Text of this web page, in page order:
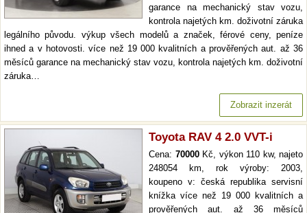
garance na mechanický stav vozu,
kontrola najetých km. doživotní záruka
legálního původu. výkup všech modelů a značek, férové ceny, peníze
ihned a v hotovosti. více než 19 000 kvalitních a prověřených aut. až 36
měsíců garance na mechanický stav vozu, kontrola najetých km. doživotní
záruka…
Zobrazit inzerát
Toyota RAV 4 2.0 VVT-i
Cena: 70000Kč, výkon 110 kw, najeto
248054 km, rok výroby: 2003,
koupeno v: česká republika servisní
knížka více než 19 000 kvalitních a
prověřených aut. až 36 měsíců